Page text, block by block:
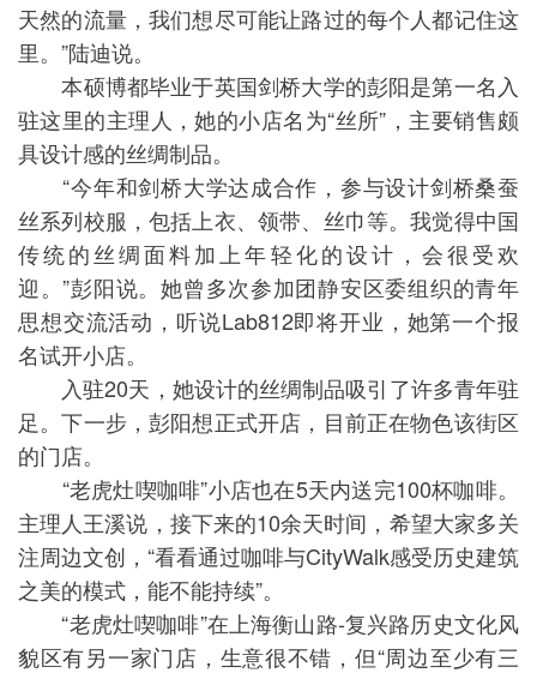
天然的流量，我们想尽可能让路过的每个人都记住这
里。”陆迪说。
本硕博都毕业于英国剑桥大学的彭阳是第一名入
驻这里的主理人，她的小店名为“丝所”，主要销售颇
具设计感的丝绸制品。
“今年和剑桥大学达成合作，参与设计剑桥桑蚕
丝系列校服，包括上衣、领带、丝巾等。我觉得中国
传统的丝绸面料加上年轻化的设计，会很受欢
迎。”彭阳说。她曾多次参加团静安区委组织的青年
思想交流活动，听说Lab812即将开业，她第一个报
名试开小店。
入驻20天，她设计的丝绸制品吸引了许多青年驻
足。下一步，彭阳想正式开店，目前正在物色该街区
的门店。
“老虎灶喫咖啡”小店也在5天内送完100杯咖啡。
主理人王溪说，接下来的10余天时间，希望大家多关
注周边文创，“看看通过咖啡与CityWalk感受历史建筑
之美的模式，能不能持续”。
“老虎灶喫咖啡”在上海衡山路-复兴路历史文化风
貌区有另一家门店，生意很不错，但“周边至少有三